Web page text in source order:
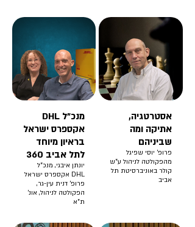
אסטרטגיה,
אתיקה ומה
שביניהם
פרופ' יוסי שפיגל
מהפקולטה לניהול ע"ש
קולר באוניברסיטת תל
אביב
מנכ”ל DHL
אקספרס ישראל
בראיון מיוחד
לתל אביב 360
יונתן איבגי, מנכ”ל
DHL אקספרס ישראל
פרופ’ דנית עין-גר,
הפקולטה לניהול, אונ'
ת"א